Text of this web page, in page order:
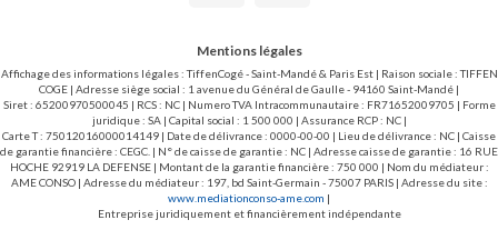
ouvert aux uniquement résidents.
Mentions légales
Affichage des informations légales : TiffenCogé - Saint-Mandé & Paris Est | Raison sociale : TIFFEN
COGE | Adresse siège social : 1 avenue du Général de Gaulle - 94160 Saint-Mandé |
Siret : 65200970500045 | RCS : NC | Numero TVA Intracommunautaire : FR71652009705 | Forme
juridique : SA | Capital social : 1 500 000 | Assurance RCP : NC |
Carte T : 75012016000014149 | Date de délivrance : 0000-00-00 | Lieu de délivrance : NC | Caisse
de garantie financière : CEGC. | N° de caisse de garantie : NC | Adresse caisse de garantie : 16 RUE
HOCHE 92919 LA DEFENSE | Montant de la garantie financière : 750 000 | Nom du médiateur :
AME CONSO | Adresse du médiateur : 197, bd Saint-Germain - 75007 PARIS | Adresse du site :
www.mediationconso-ame.com |
Entreprise juridiquement et financièrement indépendante